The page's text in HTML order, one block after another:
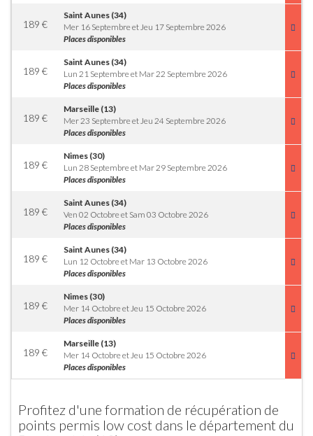
189 €
Saint Aunes (34)
Mer 16 Septembre et Jeu 17 Septembre 2026
Places disponibles
189 €
Saint Aunes (34)
Lun 21 Septembre et Mar 22 Septembre 2026
Places disponibles
189 €
Marseille (13)
Mer 23 Septembre et Jeu 24 Septembre 2026
Places disponibles
189 €
Nimes (30)
Lun 28 Septembre et Mar 29 Septembre 2026
Places disponibles
189 €
Saint Aunes (34)
Ven 02 Octobre et Sam 03 Octobre 2026
Places disponibles
189 €
Saint Aunes (34)
Lun 12 Octobre et Mar 13 Octobre 2026
Places disponibles
189 €
Nimes (30)
Mer 14 Octobre et Jeu 15 Octobre 2026
Places disponibles
189 €
Marseille (13)
Mer 14 Octobre et Jeu 15 Octobre 2026
Places disponibles
Profitez d'une formation de récupération de
points permis low cost dans le département du